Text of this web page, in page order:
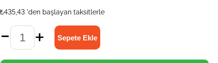
₺435,43 'den başlayan taksitlerle